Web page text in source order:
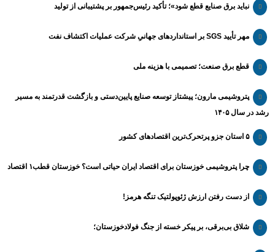
نباید برق صنایع قطع شود»؛ تأکید رئیس‌جمهور بر پشتیبانی از تولید
مهر تأیید SGS بر استانداردهای جهانیِ شرکت عملیات اکتشاف نفت
قطع برق صنعت؛ تصمیمی با هزینه ملی
پتروشیمی مارون؛ پیشتاز توسعه صنایع پایین‌دستی و بازگشت قدرتمند به مسیر
رشد در سال ۱۴۰۵
۵ استان جزو پرتحرک‌ترین اقتصاد‌های کشور
چرا پتروشیمی خوزستان برای اقتصاد ایران حیاتی است؟ خوزستان قطب۱ اقتصاد
از دست رفتن ارزش ژئوپولتیک تنگه هرمز!
شلاق‌ بی‌برقی، بر پیکر خسته‌ از جنگ فولادخوزستان؛